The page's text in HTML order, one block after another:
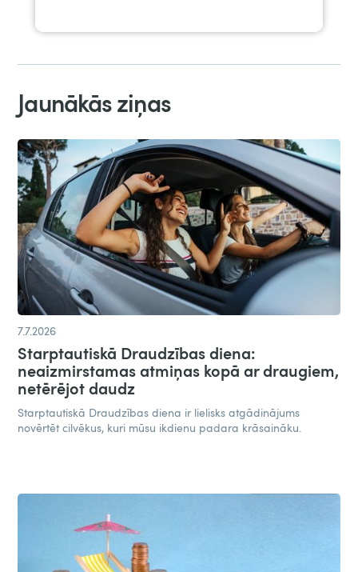
Jaunākās ziņas
7.7.2026
Starptautiskā Draudzības diena:
neaizmirstamas atmiņas kopā ar draugiem,
netērējot daudz​
Starptautiskā Draudzības diena ir lielisks atgādinājums
novērtēt cilvēkus, kuri mūsu ikdienu padara krāsaināku.